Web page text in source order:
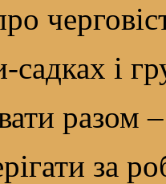
і
разом
за